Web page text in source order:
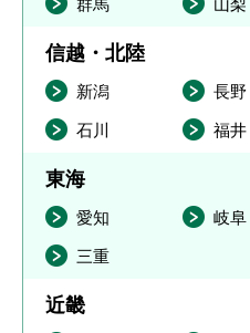
群馬 山梨
信越・北陸
新潟 長野
石川 福井
東海
愛知 岐阜
三重
近畿